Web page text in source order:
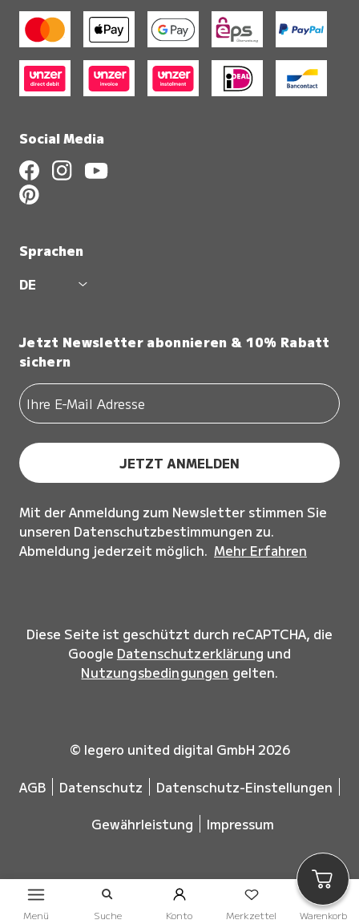
Menü Suche Konto Merkzettel Warenkorb
Social Media
Sprachen
DE
Jetzt Newsletter abonnieren & 10% Rabatt
sichern
JETZT ANMELDEN
Mit der Anmeldung zum Newsletter stimmen Sie
unseren Datenschutzbestimmungen zu.
Abmeldung jederzeit möglich. Mehr Erfahren
© legero united digital GmbH 2026
AGB
Datenschutz
Datenschutz-Einstellungen
Gewährleistung
Impressum
Diese Seite ist geschützt durch reCAPTCHA, die
Google Datenschutzerklärung und
Nutzungsbedingungen gelten.